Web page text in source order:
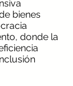
bienes
donde la